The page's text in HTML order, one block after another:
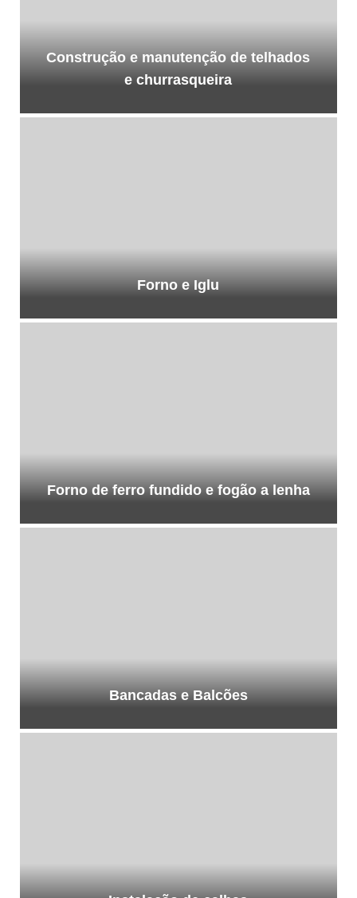
Construção e manutenção de telhados
e churrasqueira
Forno e Iglu
Forno de ferro fundido e fogão a lenha
Bancadas e Balcões